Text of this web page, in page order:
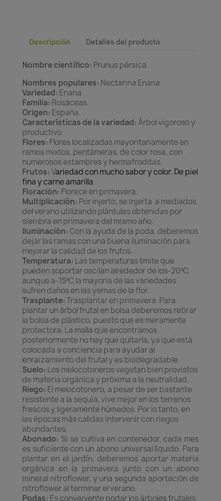
Descripción Detalles del producto
Nombre científico: Prunus pérsica.
Nombres populares: Nectarina Enana
Variedad: Enana
Familia: Rosáceas.
Origen: España.
Características de la variedad:Árbol vigoroso y
productivo.
Flores: Flores localizadas mayoritariamente en
ramos mixtos, pentámeras, de color rosa, con
numerosos estambres y hermafroditas.
Frutos:Variedad con mucho sabor y color. De piel
fina y carne amarilla.
Floración: Florece en primavera.
Multiplicación: Por injerto, se injerta a mediados
del verano utilizando plántulas obtenidas por
siembra en primavera del mismo año.
Iluminación: Con la ayuda de la poda, deberemos
dejar las ramas con una buena iluminación para
mejorar la calidad de los frutos.
Temperatura: Las temperaturas limite que
pueden soportar oscilan alrededor de los-20ºC,
aunque a-15ºC la mayoria de las variedades
sufren daños en las yemas de la flor.
Trasplante:Trasplantar en primavera. Para
plantar un árbol frutal en bolsa deberemos retirar
la bolsa de plástico, puesto que es meramente
protectora. La malla que encontramos
posteriormente no hay que quitarla, ya que está
colocada a conciencia para ayudar al
enraizamiento del frutal y es biodegradable.
Suelo: Los melocotoneros vegetan bien provistos
de materia orgánica y próxima a la neutralidad.
Riego: El melocotonero, a pesar de ser bastante
resistente a la sequía, vive mejor en los terrenos
frescos y ligeramente húmedos. Por lo tanto, en
las épocas más calidas intervenir con riegos
abundantes.
Abonado: Si se cultiva en contenedor, cada mes
es suficiente con un abono universal líquido. Para
plantar en el jardín, deberemos aportar materia
orgánica en la primavera junto con un abono
mineral nitroflower, y una segunda aportación de
nitroflower al terminar el verano.
Podas: Es conveniente podar los árboles frutales